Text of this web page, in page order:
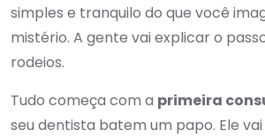
simples e tranquilo do que você
mistério. A gente vai explicar o
rodeios.
Tudo começa com a primeira
seu dentista batem um papo. Ele